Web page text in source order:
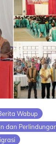
Wabup
dan